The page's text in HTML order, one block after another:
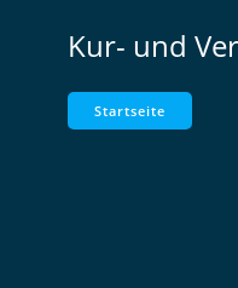
Kur- und
Startseite